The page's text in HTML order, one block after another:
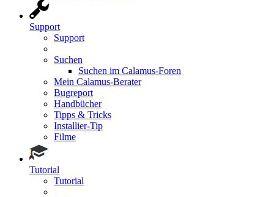
Support
Support
Suchen
Suchen im Calamus-Foren
Mein Calamus-Berater
Bugreport
Handbücher
Tipps & Tricks
Installier-Tip
Filme
Tutorial
Tutorial